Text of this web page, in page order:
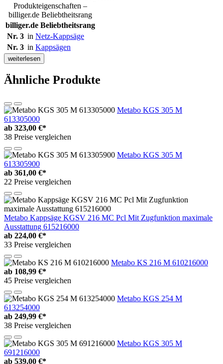
Produkteigenschaften –
billiger.de Beliebtheitsrang
billiger.de Beliebtheitsrang
Nr. 3 in Netz-Kappsäge
Nr. 3 in Kappsägen
weiterlesen
Ähnliche Produkte
Metabo KGS 305 M
613305000
ab 323,00 €*
38 Preise vergleichen
Metabo KGS 305 M
613305900
ab 361,00 €*
22 Preise vergleichen
Metabo Kappsäge KGSV 216 MC Pcl Mit Zugfunktion maximale
Ausstattung 615216000
ab 224,00 €*
33 Preise vergleichen
Metabo KS 216 M 610216000
ab 108,99 €*
45 Preise vergleichen
Metabo KGS 254 M
613254000
ab 249,99 €*
38 Preise vergleichen
Metabo KGS 305 M
691216000
ab 539,00 €*